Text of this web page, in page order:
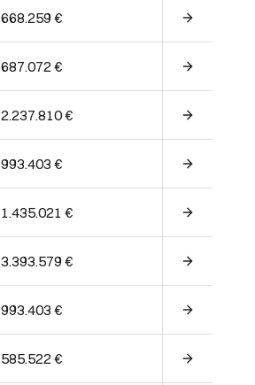
668.259 €
687.072 €
2.237.810 €
993.403 €
1.435.021 €
3.393.579 €
993.403 €
585.522 €